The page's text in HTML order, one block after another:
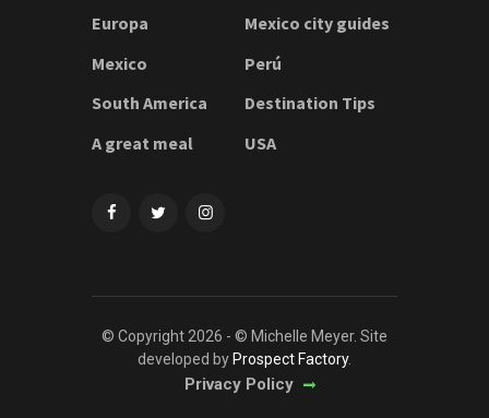
Europa
Mexico city guides
Mexico
Perú
South America
Destination Tips
A great meal
USA
© Copyright 2026 - © Michelle Meyer. Site
developed byProspect Factory.
Privacy Policy